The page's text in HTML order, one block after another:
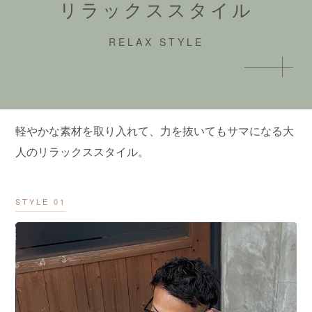
リラックススタイル
RELAX STYLE
軽やかな素材を取り入れて、力を抜いてもサマになる大
人のリラックススタイル。